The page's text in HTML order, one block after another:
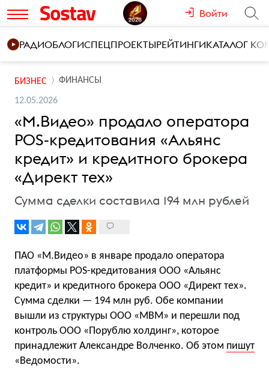
Войти
РАДИОБЛОГИСПЕЦПРОЕКТЫРЕЙТИНГИКАТАЛОГ
БИЗНЕС ФИНАНСЫ
12.05.2026
«М.Видео» продало оператора
POS-кредитования «Альянс
кредит» и кредитного брокера
«Директ тех»
Сумма сделки составила 194 млн рублей
ПАО «М.Видео» в январе продало оператора
платформы POS-кредитования ООО «Альянс
кредит» и кредитного брокера ООО «Директ тех».
Сумма сделки — 194 млн руб. Обе компании
вышли из структуры ООО «МВМ» и перешли под
контроль ООО «Порублю холдинг», которое
принадлежит Александре Волченко. Об этом пишут
«Ведомости».